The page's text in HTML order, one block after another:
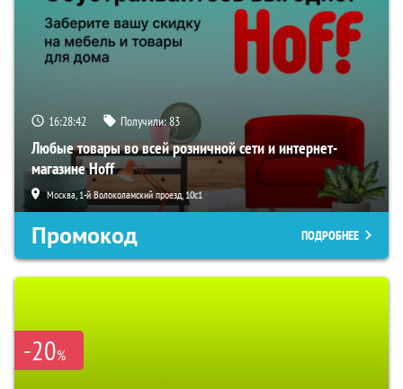
16:28:41 Получили:83
Любые товары во всей розничной сети и интернет-
магазине Hoff
Москва, 1-й Волоколамский проезд, 10с1
Промокод ПОДРОБНЕЕ
-20%